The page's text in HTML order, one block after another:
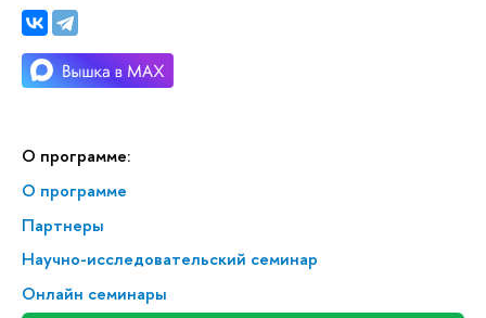
О программе:
О программе
Партнеры
Научно-исследовательский семинар
Онлайн семинары